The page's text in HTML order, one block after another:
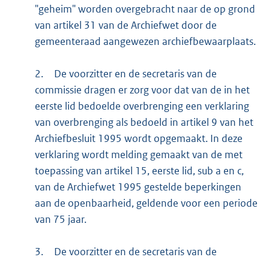
"geheim" worden overgebracht naar de op grond
van artikel 31 van de Archiefwet door de
gemeenteraad aangewezen archiefbewaarplaats.
2.
De voorzitter en de secretaris van de
commissie dragen er zorg voor dat van de in het
eerste lid bedoelde overbrenging een verklaring
van overbrenging als bedoeld in artikel 9 van het
Archiefbesluit 1995 wordt opgemaakt. In deze
verklaring wordt melding gemaakt van de met
toepassing van artikel 15, eerste lid, sub a en c,
van de Archiefwet 1995 gestelde beperkingen
aan de openbaarheid, geldende voor een periode
van 75 jaar.
3.
De voorzitter en de secretaris van de